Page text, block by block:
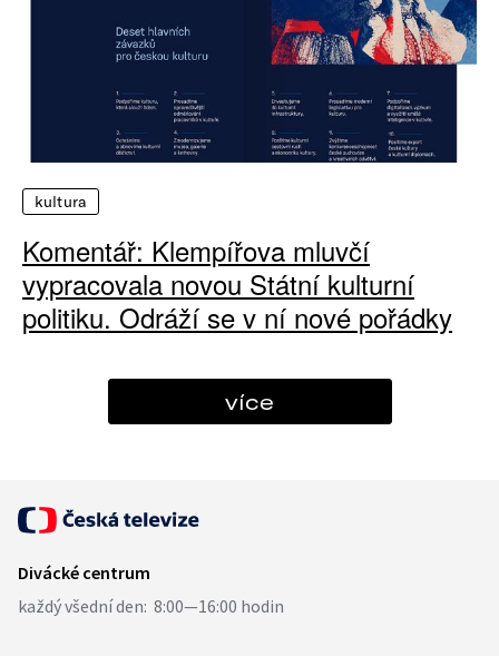
kultura
Komentář: Klempířova mluvčí
vypracovala novou Státní kulturní
politiku. Odráží se v ní nové pořádky
více